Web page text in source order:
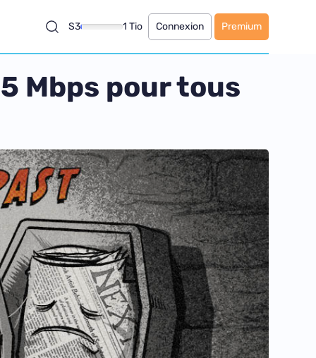
S3 1 Tio Connexion Premium
Mbps pour tous